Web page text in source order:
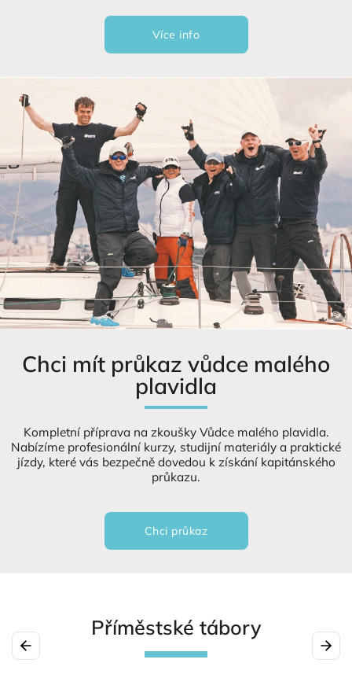
Více info
Chci mít průkaz vůdce malého
plavidla
Kompletní příprava na zkoušky Vůdce malého plavidla.
Nabízíme profesionální kurzy, studijní materiály a praktické
jízdy, které vás bezpečně dovedou k získání kapitánského
průkazu.
Chci průkaz
Příměstské tábory
Previous Next